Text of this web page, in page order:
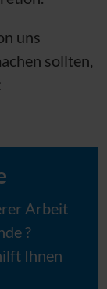
uns
sollten,
Arbeit
?
Ihnen